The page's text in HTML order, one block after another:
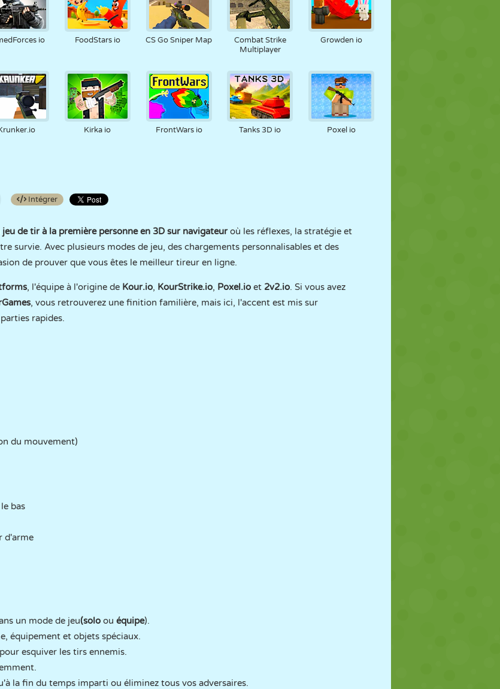
io FoodStars io CS Go Sniper Map
Combat Strike
Multiplayer
Growden io
Kirka io FrontWars io Tanks 3D io Poxel io
Intégrer
jeu de tir à la première personne en 3D sur navigateuroù les réflexes, la stratégie et
survie. Avec plusieurs modes de jeu, des chargements personnalisables et des
de prouver que vous êtes le meilleur tireur en ligne.
, l'équipe à l'origine de Kour.io, KourStrike.io, Poxel.io et 2v2.io. Si vous avez
, vous retrouverez une finition familière, mais ici, l'accent est mis sur
rapides.
du mouvement)
bas
d'arme
un mode de jeu(solo ou équipe).
équipement et objets spéciaux.
esquiver les tirs ennemis.
la fin du temps imparti ou éliminez tous vos adversaires.